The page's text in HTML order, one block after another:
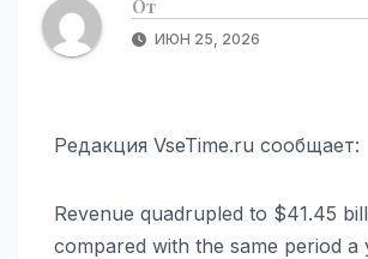
От
ИЮН 25, 2026
Редакция VseTime.ru сообщает:
Revenue quadrupled to $41.45
compared with the same period a